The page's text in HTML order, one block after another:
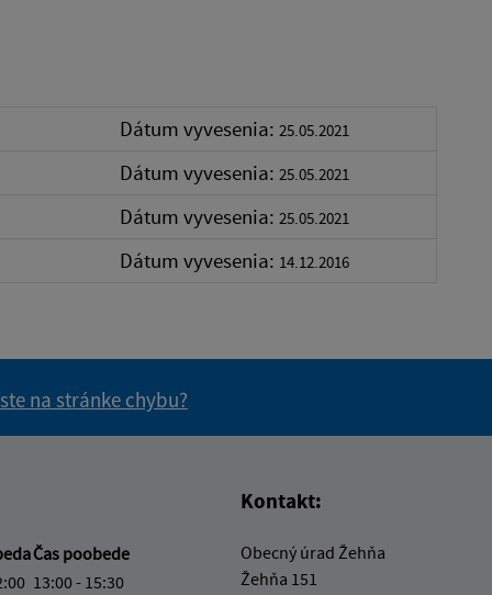
Dátum vyvesenia: 25.05.2021
Dátum vyvesenia: 25.05.2021
Dátum vyvesenia: 25.05.2021
Dátum vyvesenia: 14.12.2016
na stránke chybu?
Čas poobede
13:00 - 15:30
Kontakt:
Obecný úrad Žehňa
Žehňa 151